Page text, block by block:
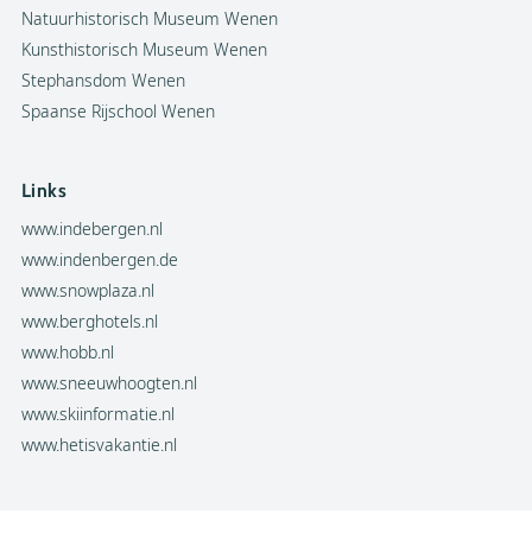
Natuurhistorisch Museum Wenen
Kunsthistorisch Museum Wenen
Stephansdom Wenen
Spaanse Rijschool Wenen
Links
www.indebergen.nl
www.indenbergen.de
www.snowplaza.nl
www.berghotels.nl
www.hobb.nl
www.sneeuwhoogten.nl
www.skiinformatie.nl
www.hetisvakantie.nl